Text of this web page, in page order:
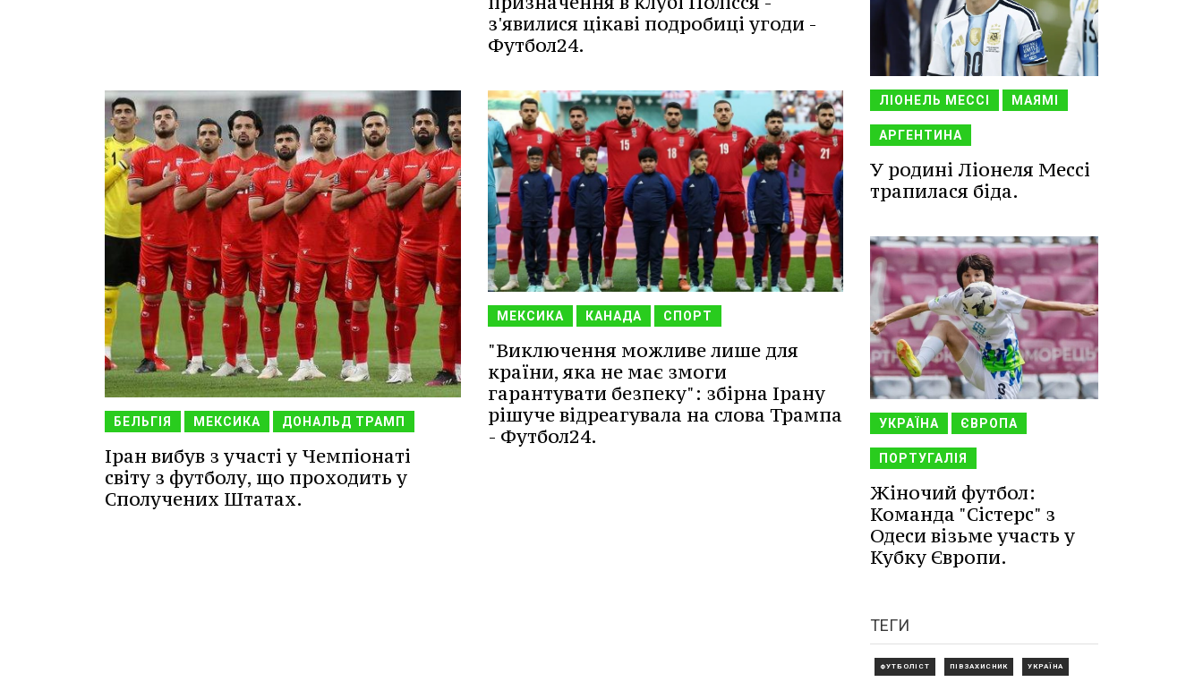
з'явилися цікаві подробиці угоди -
Футбол24.
БЕЛЬГІЯ МЕКСИКА ДОНАЛЬД ТРАМП
Іран вибув з участі у Чемпіонаті
світу з футболу, що проходить у
Сполучених Штатах.
МЕКСИКА КАНАДА СПОРТ
"Виключення можливе лише для
країни, яка не має змоги
гарантувати безпеку": збірна Ірану
рішуче відреагувала на слова Трампа
- Футбол24.
ЛІОНЕЛЬ МЕССІ МАЯМІ
АРГЕНТИНА
У родині Ліонеля Мессі
трапилася біда.
УКРАЇНА ЄВРОПА
ПОРТУГАЛІЯ
Жіночий футбол:
Команда "Сістерс" з
Одеси візьме участь у
Кубку Європи.
ТЕГИ
ФУТБОЛІСТ ПІВЗАХИСНИК УКРАЇНА